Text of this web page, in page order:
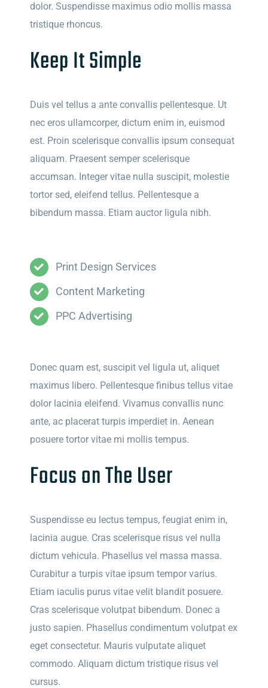
dolor. Suspendisse maximus odio mollis massa
tristique rhoncus.
Keep It Simple
Duis vel tellus a ante convallis pellentesque. Ut
nec eros ullamcorper, dictum enim in, euismod
est. Proin scelerisque convallis ipsum consequat
aliquam. Praesent semper scelerisque
accumsan. Integer vitae nulla suscipit, molestie
tortor sed, eleifend tellus. Pellentesque a
bibendum massa. Etiam auctor ligula nibh.
Print Design Services
Content Marketing
PPC Advertising
Donec quam est, suscipit vel ligula ut, aliquet
maximus libero. Pellentesque finibus tellus vitae
dolor lacinia eleifend. Vivamus convallis nunc
ante, ac placerat turpis imperdiet in. Aenean
posuere tortor vitae mi mollis tempus.
Focus on The User
Suspendisse eu lectus tempus, feugiat enim in,
lacinia augue. Cras scelerisque risus vel nulla
dictum vehicula. Phasellus vel massa massa.
Curabitur a turpis vitae ipsum tempor varius.
Etiam iaculis purus vitae velit blandit posuere.
Cras scelerisque volutpat bibendum. Donec a
justo sapien. Phasellus condimentum volutpat ex
eget consectetur. Mauris vulputate aliquet
commodo. Aliquam dictum tristique risus vel
cursus.